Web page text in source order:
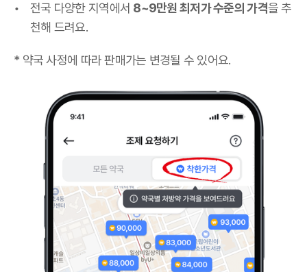
전국 다양한 지역에서 8~9만원 최저가 수준의 가격을 추
천해 드려요.
* 약국 사정에 따라 판매가는 변경될 수 있어요.